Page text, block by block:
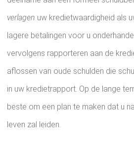
verlagen uw kredietwaardigheid als
lagere betalingen voor u
vervolgens rapporteren aan de
aflossen van oude schulden die
in uw kredietrapport. Op de lange
beste om een ​​plan te maken dat u
leven zal leiden.